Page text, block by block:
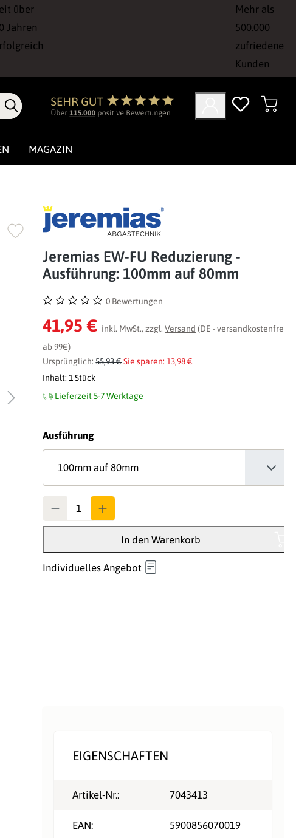
über
Jahren
Mehr als
500.000
zufriedene
Kunden
MAGAZIN
Jeremias EW-FU Reduzierung -
Ausführung: 100mm auf 80mm
Durchschnittliche Bewertung von 0 von 5 Sternen
0 Bewertungen
41,95 € inkl. MwSt., zzgl.Versand (DE - versandkostenfrei
ab 99€)
Ursprünglich:55,93 €Sie sparen: 13,98 €
Inhalt:1 Stück
Lieferzeit 5-7 Werktage
Ausführungauswählen
In den Warenkorb
Individuelles Angebot
EIGENSCHAFTEN
Artikel-Nr.: 7043413
EAN: 5900856070019